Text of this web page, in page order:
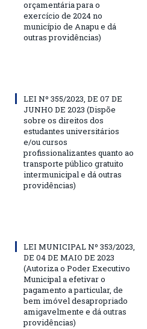
orçamentária para o
exercício de 2024 no
município de Anapu e dá
outras providências)
LEI Nº 355/2023, DE 07 DE
JUNHO DE 2023 (Dispõe
sobre os direitos dos
estudantes universitários
e/ou cursos
profissionalizantes quanto ao
transporte público gratuito
intermunicipal e dá outras
providências)
LEI MUNICIPAL Nº 353/2023,
DE 04 DE MAIO DE 2023
(Autoriza o Poder Executivo
Municipal a efetivar o
pagamento a particular, de
bem imóvel desapropriado
amigavelmente e dá outras
providências)